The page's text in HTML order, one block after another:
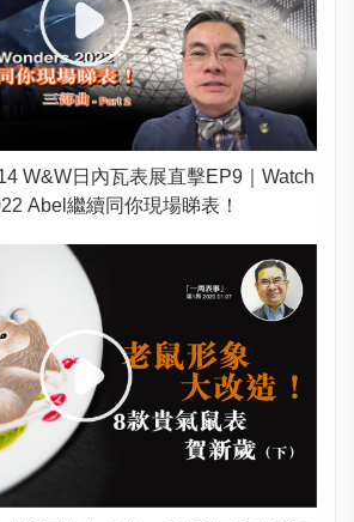
W&W日內瓦表展直擊EP9｜Watch
Abel繼續同你現場睇表！